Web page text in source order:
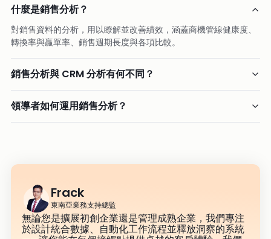
什麼是銷售分析？
對銷售資料的分析，用以瞭解並改善績效，涵蓋商機管線健康度、
轉換率與贏單率、銷售週期長度與各項比較。
銷售分析與 CRM 分析有何不同？
領導者如何運用銷售分析？
Frack
東南亞業務支持總監
無論您是擴展初創企業還是管理成熟企業，我們專注
於設計統合數據、自動化工作流程並釋放洞察的系統